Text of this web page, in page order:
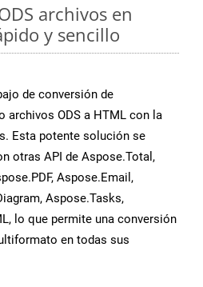
archivos en
y sencillo
de conversión de
archivos ODS a HTML con la
Esta potente solución se
otras API de Aspose.Total,
Aspose.Email,
Aspose.Tasks,
lo que permite una conversión
en todas sus